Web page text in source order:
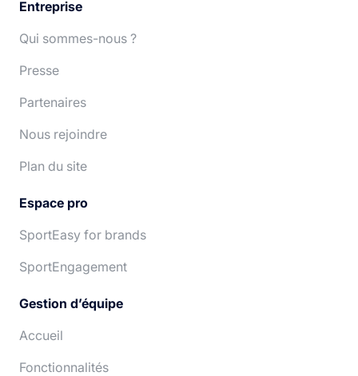
Entreprise
Qui sommes-nous ?
Presse
Partenaires
Nous rejoindre
Plan du site
Espace pro
SportEasy for brands
SportEngagement
Gestion d’équipe
Accueil
Fonctionnalités